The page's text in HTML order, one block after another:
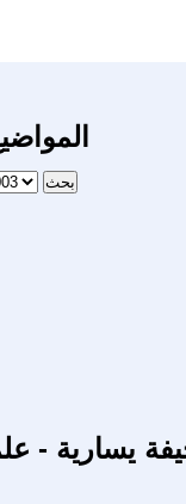
يسارية -